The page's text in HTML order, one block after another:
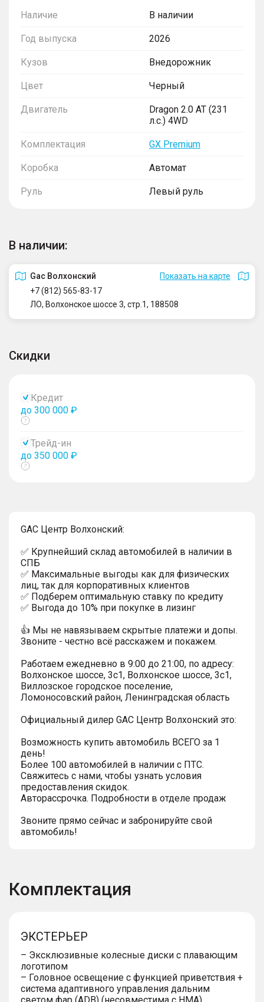
Наличие В наличии
Год выпуска 2026
Кузов Внедорожник
Цвет Черный
Двигатель
Dragon 2.0 AT (231
л.с.) 4WD
Комплектация GX Premium
Коробка Автомат
Руль Левый руль
В наличии:
Gac Волхонский
Показать на карте
+7 (812) 565-83-17
ЛО, Волхонское шоссе 3, стр.1, 188508
Скидки
Кредит
до 300 000 ₽
Показать
Трейд-ин
до 350 000 ₽
Показать
GAC Центр Волхонский:
✅ Крупнейший склад автомобилей в наличии в
СПБ
✅ Максимальные выгоды как для физических
лиц, так для корпоративных клиентов
✅ Подберем оптимальную ставку по кредиту
✅ Выгода до 10% при покупке в лизинг
👍 Мы не навязываем скрытые платежи и допы.
Звоните - честно всё расскажем и покажем.
Работаем ежедневно в 9:00 до 21:00, по адресу:
Волхонское шоссе, 3с1, Волхонское шоссе, 3с1,
Виллозское городское поселение,
Ломоносовский район, Ленинградская область
Официальный дилер GAC Центр Волхонский это:
Возможность купить автомобиль ВСЕГО за 1
день!
Более 100 автомобилей в наличии с ПТС.
Свяжитесь с нами, чтобы узнать условия
предоставления скидок.
Авторассрочка. Подробности в отделе продаж
Звоните прямо сейчас и забронируйте свой
автомобиль!
Комплектация
ЭКСТЕРЬЕР
– Эксклюзивные колесные диски с плавающим
логотипом
– Головное освещение с функцией приветствия +
система адаптивного управления дальним
светом фар (ADB) (несовместима с HMA)